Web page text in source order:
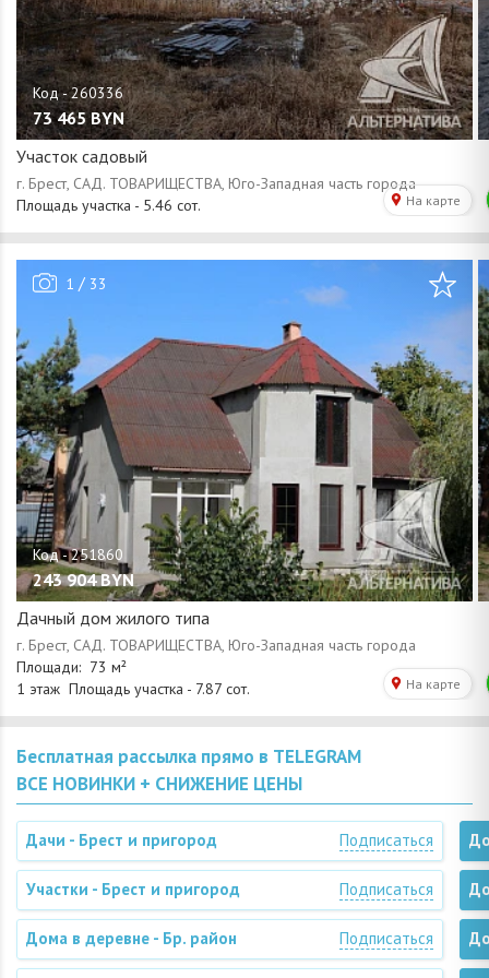
73 465 BYN
Участок садовый
1 / 33
243 904 BYN
Дачный дом жилого типа
Бесплатная рассылка прямо в TELEGRAM
ВСЕ НОВИНКИ + СНИЖЕНИЕ ЦЕНЫ
Дачи - Брест и пригород Подписаться
Участки - Брест и пригород Подписаться
Дома в деревне - Бр. район Подписаться